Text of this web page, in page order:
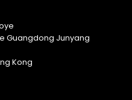
Guangdong Junyang
Kong